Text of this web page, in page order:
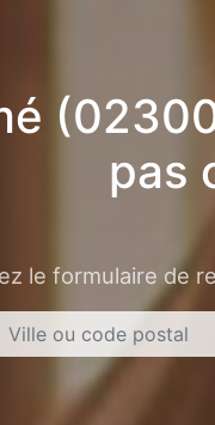
pas
le formulaire de